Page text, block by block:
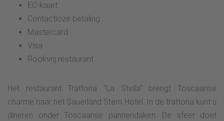
EC-kaart
Contactloze betaling
Mastercard
Visa
Rookvrij restaurant
Het restaurant Trattoria "La Stella" brengt Toscaanse
charme naar het Sauerland Stern Hotel. In de trattoria kunt u
dineren onder Toscaanse pannendaken. De sfeer doet